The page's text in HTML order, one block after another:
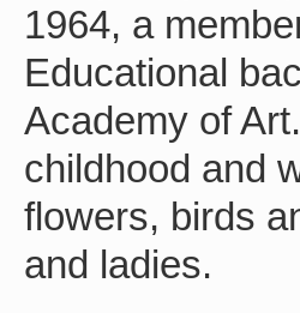
1964, a
Educational
Academy of
childhood and
flowers, birds
and ladies.